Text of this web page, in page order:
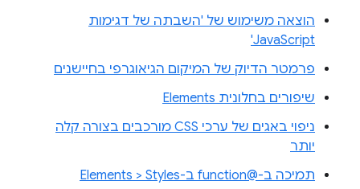
הוצאה משימוש של 'השבתה של דגימות
JavaScript'
פרמטר הדיוק של המיקום הגיאוגרפי בחיישנים
שיפורים בחלונית Elements
ניפוי באגים של ערכי CSS מורכבים בצורה קלה
יותר
תמיכה ב-@function ב-Elements > Styles